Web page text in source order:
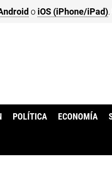
o iOS (iPhone/iPad)
POLÍTICA ECONOMÍA